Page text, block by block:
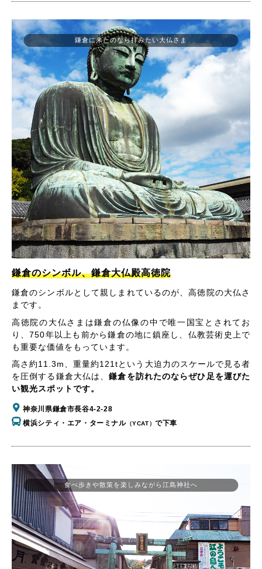
鎌倉のシンボル、鎌倉大仏殿高徳院
鎌倉のシンボルとして親しまれているのが、高徳院の大仏さ
まです。
高徳院の大仏さまは鎌倉の仏像の中で唯一国宝とされてお
り、750年以上も前から鎌倉の地に鎮座し、仏教芸術史上で
も重要な価値をもっています。
高さ約11.3m、重量約121tという大迫力のスケールで見る者
を圧倒する鎌倉大仏は、鎌倉を訪れたのならぜひ足を運びた
い観光スポットです。
神奈川県鎌倉市長谷4-2-28
横浜シティ・エア・ターミナル（YCAT）で下車
鎌倉に来たのなら拝みたい大仏さま
食べ歩きや散策を楽しみながら江島神社へ